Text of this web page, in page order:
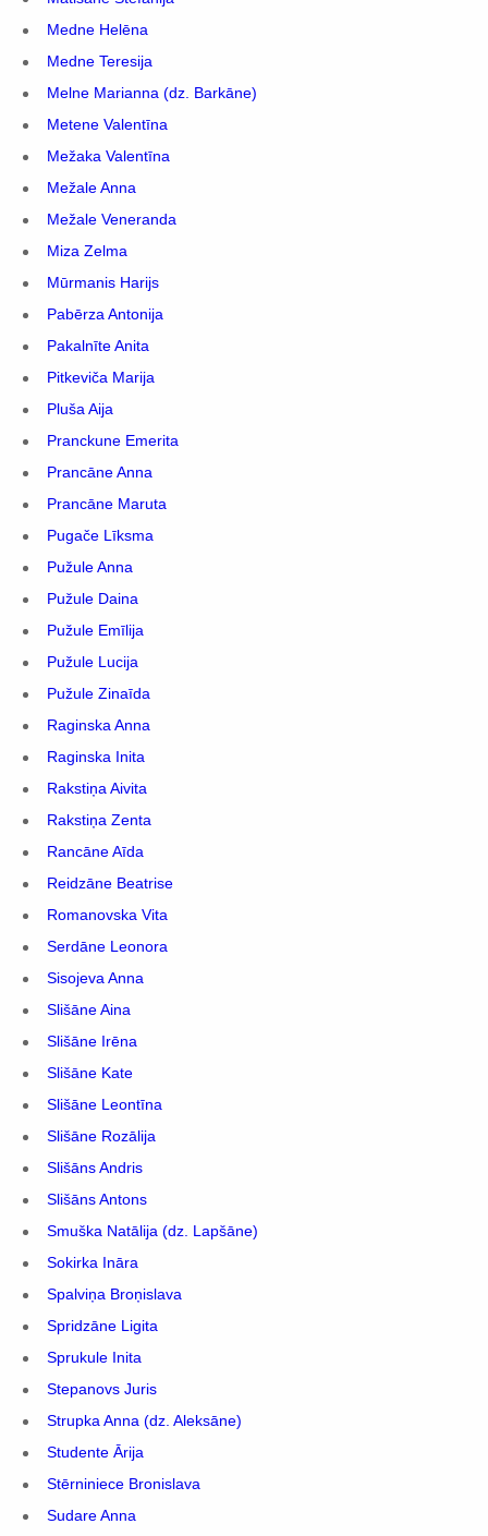
Medne Helēna
Medne Teresija
Melne Marianna (dz. Barkāne)
Metene Valentīna
Mežaka Valentīna
Mežale Anna
Mežale Veneranda
Miza Zelma
Mūrmanis Harijs
Pabērza Antonija
Pakalnīte Anita
Pitkeviča Marija
Pluša Aija
Pranckune Emerita
Prancāne Anna
Prancāne Maruta
Pugače Līksma
Pužule Anna
Pužule Daina
Pužule Emīlija
Pužule Lucija
Pužule Zinaīda
Raginska Anna
Raginska Inita
Rakstiņa Aivita
Rakstiņa Zenta
Rancāne Aīda
Reidzāne Beatrise
Romanovska Vita
Serdāne Leonora
Sisojeva Anna
Slišāne Aina
Slišāne Irēna
Slišāne Kate
Slišāne Leontīna
Slišāne Rozālija
Slišāns Andris
Slišāns Antons
Smuška Natālija (dz. Lapšāne)
Sokirka Ināra
Spalviņa Broņislava
Spridzāne Ligita
Sprukule Inita
Stepanovs Juris
Strupka Anna (dz. Aleksāne)
Studente Ārija
Stērniniece Bronislava
Sudare Anna